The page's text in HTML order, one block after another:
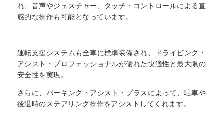
れ、音声やジェスチャー、タッチ・コントロールによる直
感的な操作も可能となっています。
運転支援システムも全車に標準装備され、ドライビング・
アシスト・プロフェッショナルが優れた快適性と最大限の
安全性を実現。
さらに、パーキング・アシスト・プラスによって、駐車や
後退時のステアリング操作をアシストしてくれます。